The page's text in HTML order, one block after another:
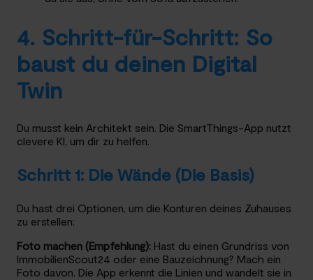
4. Schritt-für-Schritt: So
baust du deinen Digital
Twin
Du musst kein Architekt sein. Die SmartThings-App nutzt
clevere KI, um dir zu helfen.
Schritt 1: Die Wände (Die Basis)
Du hast drei Optionen, um die Konturen deines Zuhauses
zu erstellen:
Foto machen (Empfehlung): Hast du einen Grundriss von
ImmobilienScout24 oder eine Bauzeichnung? Mach ein
Foto davon. Die App erkennt die Linien und wandelt sie in